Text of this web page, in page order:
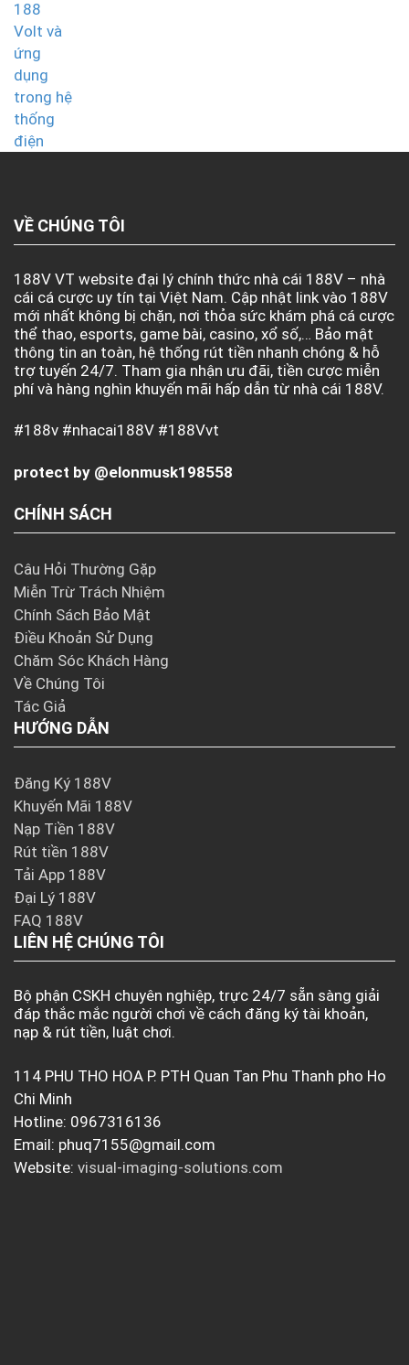
VỀ CHÚNG TÔI
188V VT website đại lý chính thức nhà cái 188V – nhà
cái cá cược uy tín tại Việt Nam. Cập nhật link vào 188V
mới nhất không bị chặn, nơi thỏa sức khám phá cá cược
thể thao, esports, game bài, casino, xổ số,… Bảo mật
thông tin an toàn, hệ thống rút tiền nhanh chóng & hỗ
trợ tuyến 24/7. Tham gia nhận ưu đãi, tiền cược miễn
phí và hàng nghìn khuyến mãi hấp dẫn từ nhà cái 188V.
#188v #nhacai188V #188Vvt
protect by @elonmusk198558
CHÍNH SÁCH
Câu Hỏi Thường Gặp
Miễn Trừ Trách Nhiệm
Chính Sách Bảo Mật
Điều Khoản Sử Dụng
Chăm Sóc Khách Hàng
Về Chúng Tôi
Tác Giả
HƯỚNG DẪN
Đăng Ký 188V
Khuyến Mãi 188V
Nạp Tiền 188V
Rút tiền 188V
Tải App 188V
Đại Lý 188V
FAQ 188V
LIÊN HỆ CHÚNG TÔI
Bộ phận CSKH chuyên nghiệp, trực 24/7 sẵn sàng giải
đáp thắc mắc người chơi về cách đăng ký tài khoản,
nạp & rút tiền, luật chơi.
114 PHU THO HOA P. PTH Quan Tan Phu Thanh pho Ho
Chi Minh
Hotline: 0967316136
Email: phuq7155@gmail.com
Website: visual-imaging-solutions.com